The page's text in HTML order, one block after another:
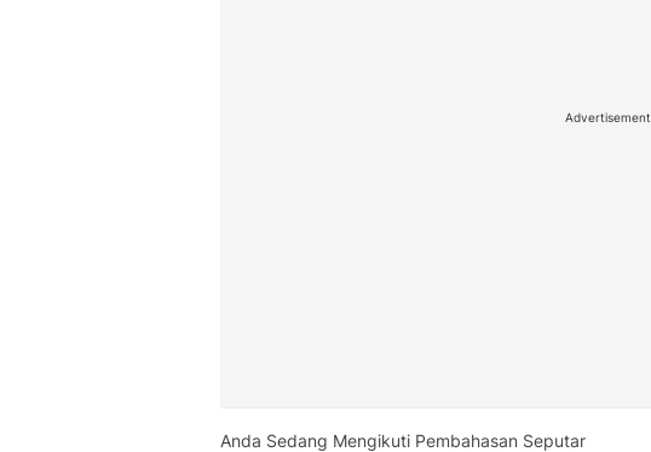
Advertisement
Anda Sedang Mengikuti Pembahasan Seputar